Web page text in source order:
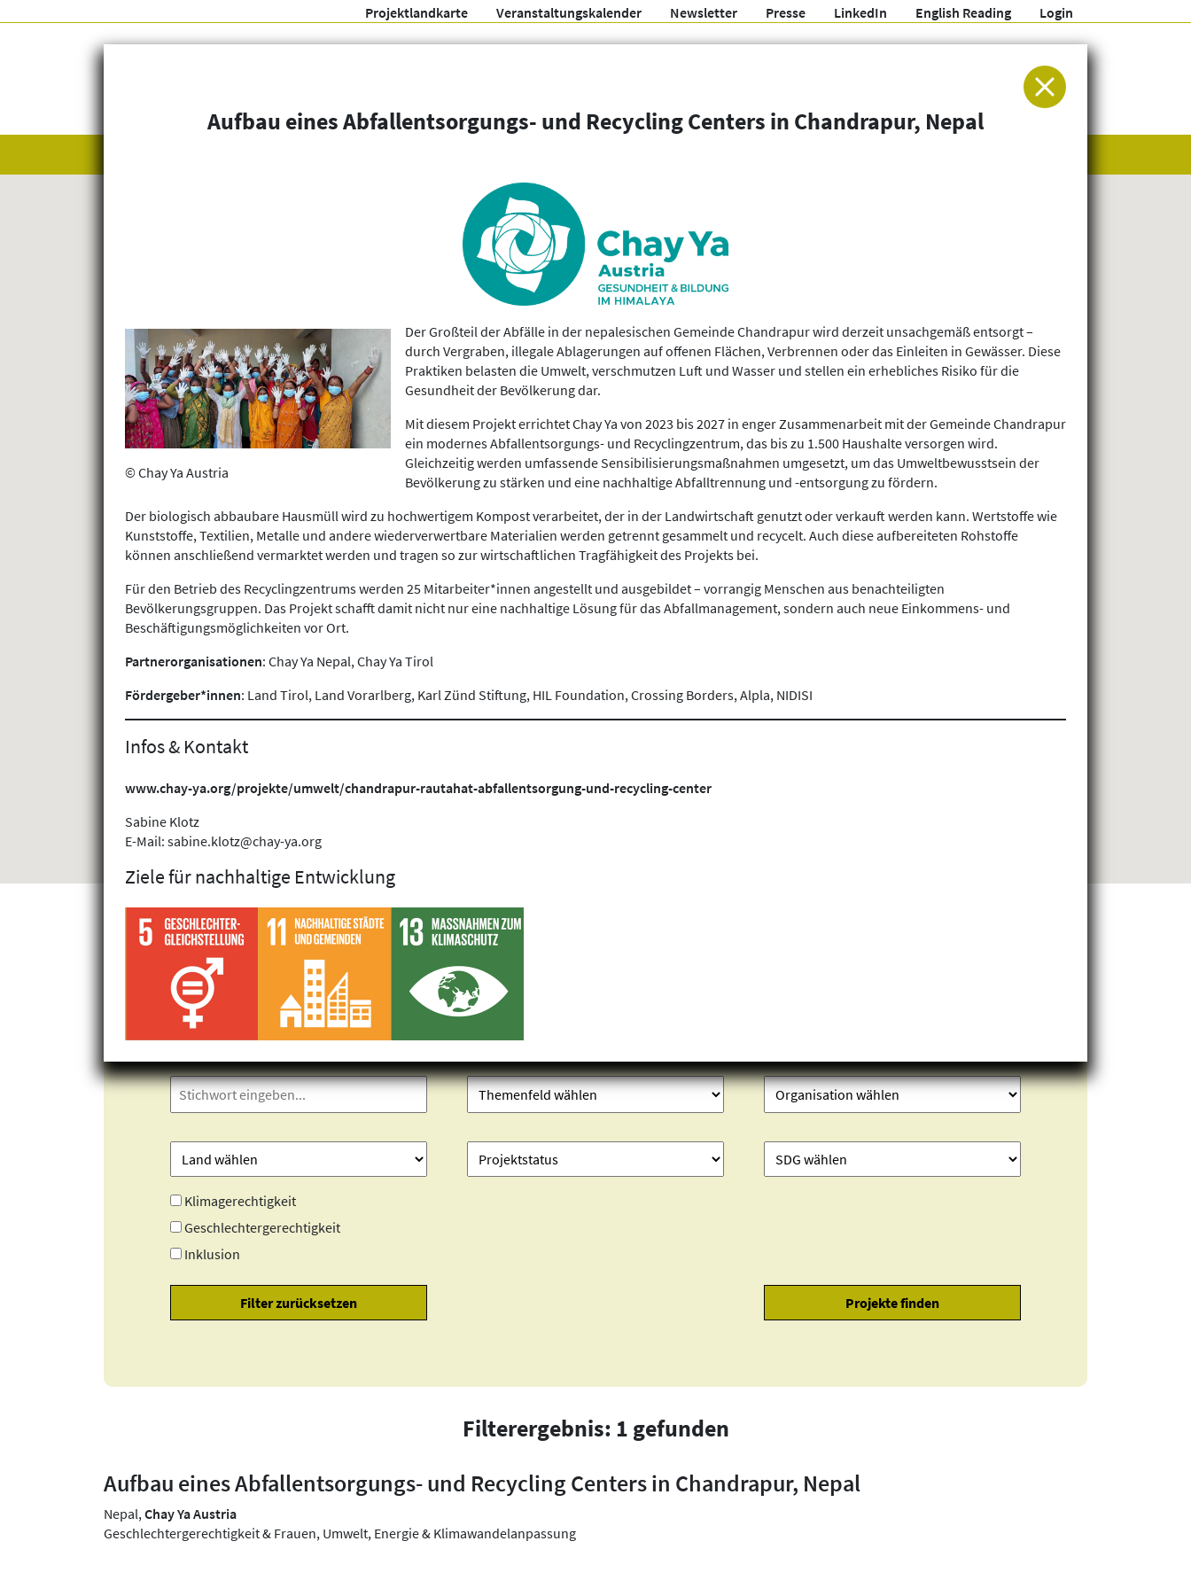
Projektlandkarte Veranstaltungskalender Newsletter Presse LinkedIn English Reading Login
Arbeitsgemeinschaft für Entwicklung und Humanitäre Hilfe
Klimagerechtigkeit
Geschlechtergerechtigkeit
Inklusion
Filterergebnis: 1 gefunden
Aufbau eines Abfallentsorgungs- und Recycling Centers in Chandrapur, Nepal
Nepal,Chay Ya Austria
Geschlechtergerechtigkeit & Frauen, Umwelt, Energie & Klimawandelanpassung
Aufbau eines Abfallentsorgungs- und Recycling Centers in Chandrapur, Nepal
© Chay Ya Austria
Der Großteil der Abfälle in der nepalesischen Gemeinde Chandrapur wird derzeit unsachgemäß entsorgt –
durch Vergraben, illegale Ablagerungen auf offenen Flächen, Verbrennen oder das Einleiten in Gewässer. Diese
Praktiken belasten die Umwelt, verschmutzen Luft und Wasser und stellen ein erhebliches Risiko für die
Gesundheit der Bevölkerung dar.
Mit diesem Projekt errichtet Chay Ya von 2023 bis 2027 in enger Zusammenarbeit mit der Gemeinde Chandrapur
ein modernes Abfallentsorgungs- und Recyclingzentrum, das bis zu 1.500 Haushalte versorgen wird.
Gleichzeitig werden umfassende Sensibilisierungsmaßnahmen umgesetzt, um das Umweltbewusstsein der
Bevölkerung zu stärken und eine nachhaltige Abfalltrennung und -entsorgung zu fördern.
Der biologisch abbaubare Hausmüll wird zu hochwertigem Kompost verarbeitet, der in der Landwirtschaft genutzt oder verkauft werden kann. Wertstoffe wie
Kunststoffe, Textilien, Metalle und andere wiederverwertbare Materialien werden getrennt gesammelt und recycelt. Auch diese aufbereiteten Rohstoffe
können anschließend vermarktet werden und tragen so zur wirtschaftlichen Tragfähigkeit des Projekts bei.
Für den Betrieb des Recyclingzentrums werden 25 Mitarbeiter*innen angestellt und ausgebildet – vorrangig Menschen aus benachteiligten
Bevölkerungsgruppen. Das Projekt schafft damit nicht nur eine nachhaltige Lösung für das Abfallmanagement, sondern auch neue Einkommens- und
Beschäftigungsmöglichkeiten vor Ort.
Partnerorganisationen: Chay Ya Nepal, Chay Ya Tirol
Fördergeber*innen: Land Tirol, Land Vorarlberg, Karl Zünd Stiftung, HIL Foundation, Crossing Borders, Alpla, NIDISI
Infos & Kontakt
www.chay-ya.org/projekte/umwelt/chandrapur-rautahat-abfallentsorgung-und-recycling-center
Sabine Klotz
E-Mail: sabine.klotz@chay-ya.org
Ziele für nachhaltige Entwicklung